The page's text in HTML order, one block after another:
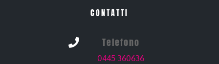
CONTATTI
 Telefono
0445 360636